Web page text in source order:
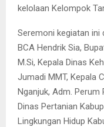
kelolaan Kelompok
Seremoni kegiatan ini
BCA Hendrik Sia,
M.Si, Kepala Dinas
Jumadi MMT, Kepala
Nganjuk, Adm. Perum
Dinas Pertanian
Lingkungan Hidup